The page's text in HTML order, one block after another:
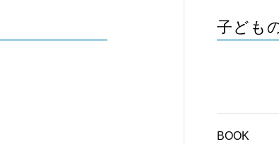
子ども
BOOK